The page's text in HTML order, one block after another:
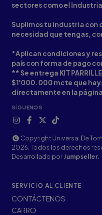
sectores como el
Suplimos tu industria con
necesidad que tengas,
*Aplican condiciones y
país con forma de pago
** Se entrega KIT
$1'000.000 mcte que
directamente en la
SÍGUENOS
Copyright Universal De
2026. Todos los derechos
Desarrollado porJumpseller
SERVICIO AL CLIENTE
CONTÁCTENOS
CARRO